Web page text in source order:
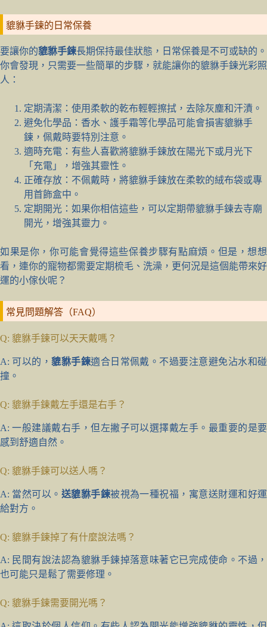
貔貅手鍊的日常保養
要讓你的貔貅手鍊長期保持最佳狀態，日常保養是不可或缺的。
你會發現，只需要一些簡單的步驟，就能讓你的貔貅手鍊光彩照
人：
定期清潔：使用柔軟的乾布輕輕擦拭，去除灰塵和汗漬。
避免化學品：香水、護手霜等化學品可能會損害貔貅手
鍊，佩戴時要特別注意。
適時充電：有些人喜歡將貔貅手鍊放在陽光下或月光下
「充電」，增強其靈性。
正確存放：不佩戴時，將貔貅手鍊放在柔軟的絨布袋或專
用首飾盒中。
定期開光：如果你相信這些，可以定期帶貔貅手鍊去寺廟
開光，增強其靈力。
如果是你，你可能會覺得這些保養步驟有點麻煩。但是，想想
看，連你的寵物都需要定期梳毛、洗澡，更何況是這個能帶來好
運的小傢伙呢？
常見問題解答（FAQ）
Q: 貔貅手鍊可以天天戴嗎？
A: 可以的，貔貅手鍊適合日常佩戴。不過要注意避免沾水和碰
撞。
Q: 貔貅手鍊戴左手還是右手？
A: 一般建議戴右手，但左撇子可以選擇戴左手。最重要的是要
感到舒適自然。
Q: 貔貅手鍊可以送人嗎？
A: 當然可以。 送貔貅手鍊被視為一種祝福，寓意送財運和好運
給對方。
Q: 貔貅手鍊掉了有什麼說法嗎？
A: 民間有說法認為貔貅手鍊掉落意味著它已完成使命。不過，
也可能只是鬆了需要修理。
Q: 貔貅手鍊需要開光嗎？